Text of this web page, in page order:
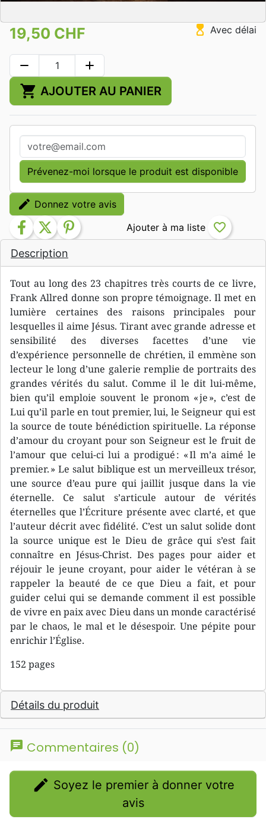
Description
Tout au long des 23 chapitres très courts de ce livre,
Frank Allred donne son propre témoignage. Il met en
lumière certaines des raisons principales pour
lesquelles il aime Jésus. Tirant avec grande adresse et
sensibilité des diverses facettes d’une vie
d’expérience personnelle de chrétien, il emmène son
lecteur le long d’une galerie remplie de portraits des
grandes vérités du salut. Comme il le dit lui-même,
bien qu’il emploie souvent le pronom « je », c’est de
Lui qu’il parle en tout premier, lui, le Seigneur qui est
la source de toute bénédiction spirituelle. La réponse
d’amour du croyant pour son Seigneur est le fruit de
l’amour que celui-ci lui a prodigué : « Il m’a aimé le
premier. » Le salut biblique est un merveilleux trésor,
une source d’eau pure qui jaillit jusque dans la vie
éternelle. Ce salut s’articule autour de vérités
éternelles que l’Écriture présente avec clarté, et que
l’auteur décrit avec fidélité. C’est un salut solide dont
la source unique est le Dieu de grâce qui s’est fait
connaître en Jésus-Christ. Des pages pour aider et
réjouir le jeune croyant, pour aider le vétéran à se
rappeler la beauté de ce que Dieu a fait, et pour
guider celui qui se demande comment il est possible
de vivre en paix avec Dieu dans un monde caractérisé
par le chaos, le mal et le désespoir. Une pépite pour
enrichir l’Église.
152 pages
Détails du produit
19,50 CHF hourglass_top Avec délai
remove add
shopping_cart AJOUTER AU PANIER
Prévenez-moi lorsque le produit est disponible
edit Donnez votre avis
facebook twitter pinterest favorite_border
chat Commentaires (0)
edit
avis